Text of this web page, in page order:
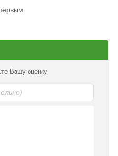
Вашу оценку